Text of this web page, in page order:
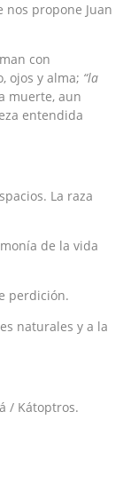
nos propone Juan
con
ojos y alma; “la
muerte, aun
entendida
La raza
de la vida
perdición.
naturales y a la
/ Kátoptros.